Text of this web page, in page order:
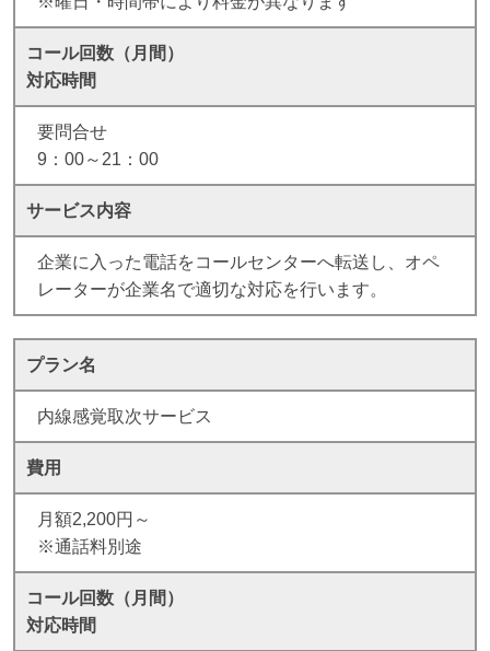
コール回数（月間）
対応時間
要問合せ
9：00～21：00
サービス内容
企業に入った電話をコールセンターへ転送し、オペ
レーターが企業名で適切な対応を行います。
プラン名
内線感覚取次サービス
費用
月額2,200円～
※通話料別途
コール回数（月間）
対応時間